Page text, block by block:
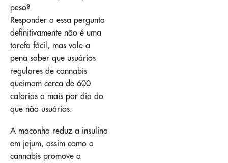
peso?
Responder a essa pergunta
definitivamente não é uma
tarefa fácil, mas vale a
pena saber que usuários
regulares de cannabis
queimam cerca de 600
calorias a mais por dia do
que não usuários.
A maconha reduz a insulina
em jejum, assim como a
cannabis promove a